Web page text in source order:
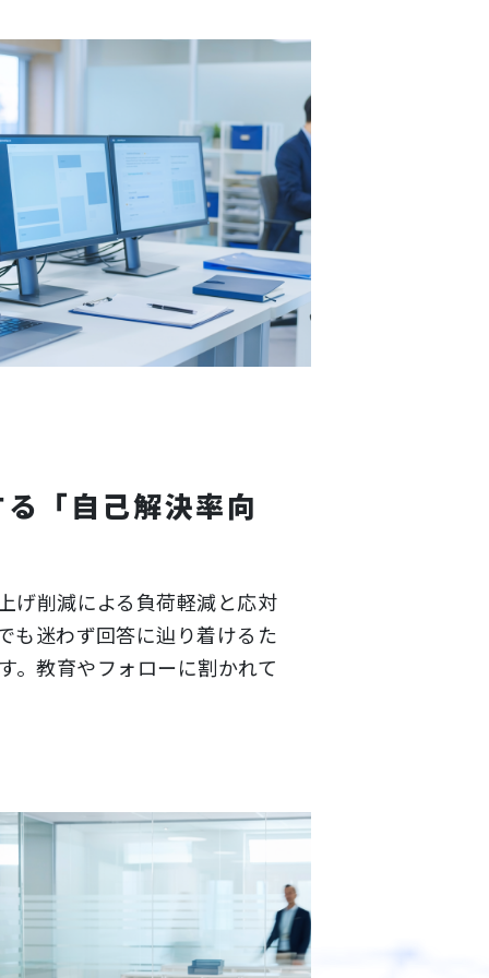
「自己解決率向
げ削減による負荷軽減と応対
も迷わず回答に辿り着けるた
。教育やフォローに割かれて